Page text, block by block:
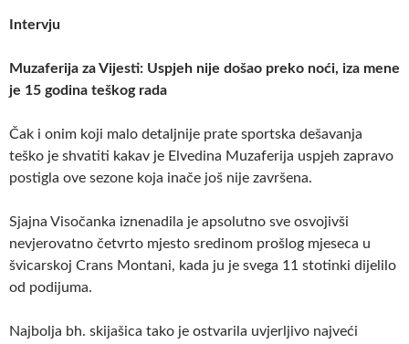
Intervju
Muzaferija za Vijesti: Uspjeh nije došao preko noći, iza mene
je 15 godina teškog rada
Čak i onim koji malo detaljnije prate sportska dešavanja
teško je shvatiti kakav je Elvedina Muzaferija uspjeh zapravo
postigla ove sezone koja inače još nije završena.
Sjajna Visočanka iznenadila je apsolutno sve osvojivši
nevjerovatno četvrto mjesto sredinom prošlog mjeseca u
švicarskoj Crans Montani, kada ju je svega 11 stotinki dijelilo
od podijuma.
Najbolja bh. skijašica tako je ostvarila uvjerljivo najveći